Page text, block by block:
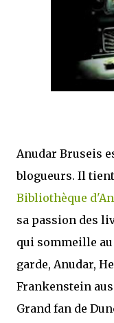
que Thomas connaissait
ne connaissait pas,
une ville pleine de
Anudar Bruseis
blogueurs. Il
Bibliothèque
sa passion des
qui sommeille
garde, Anudar,
Frankenstein
Grand fan de